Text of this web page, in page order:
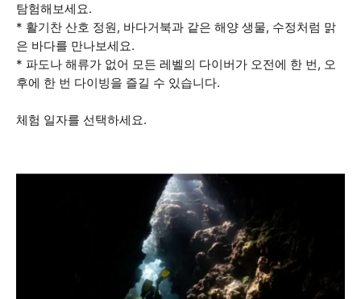
탐험해보세요.
* 활기찬 산호 정원, 바다거북과 같은 해양 생물, 수정처럼 맑
은 바다를 만나보세요.
* 파도나 해류가 없어 모든 레벨의 다이버가 오전에 한 번, 오
후에 한 번 다이빙을 즐길 수 있습니다.
체험 일자를 선택하세요.